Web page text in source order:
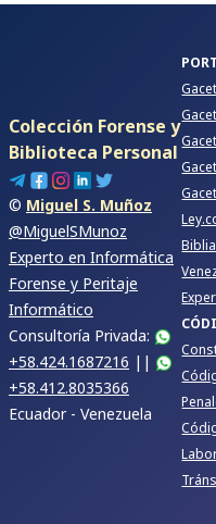
Colección Forense y
Biblioteca Personal
© Miguel S. Muñoz
@MiguelSMunoz
Experto en Informática
Forense y Peritaje
Informático
Consultoría Privada:
+58.424.1687216 ||
+58.412.8035366
Ecuador - Venezuela